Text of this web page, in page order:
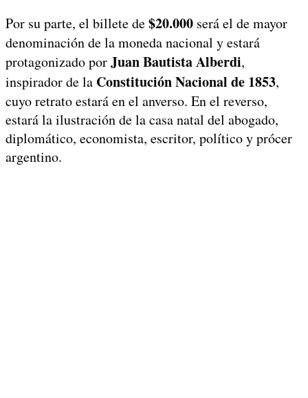
Por su parte, el billete de$20.000 será el de mayor
denominación de la moneda nacional y estará
protagonizado porJuan Bautista Alberdi,
inspirador de la Constitución Nacional de 1853,
cuyo retrato estará en el anverso. En el reverso,
estará la ilustración de la casa natal del abogado,
diplomático, economista, escritor, político y prócer
argentino.